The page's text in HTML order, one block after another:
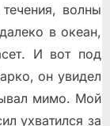
волны
в океан,
И вот под
он увидел
мимо. Мой
ухватился за